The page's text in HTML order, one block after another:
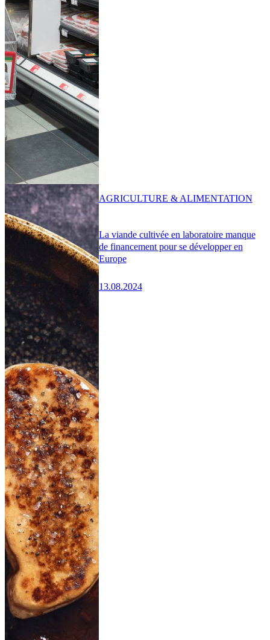
La viande cultivée en laboratoire manque
de financement pour se développer en
Europe
13.08.2024
AGRICULTURE & ALIMENTATION